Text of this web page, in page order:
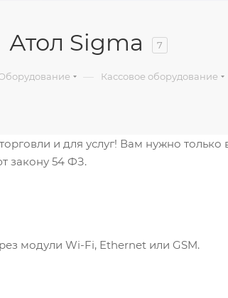
Атол Sigma 7
— Кассовое оборудование
и для услуг! Вам нужно
закону 54 ФЗ.
модули Wi-Fi, Ethernet или GSM.